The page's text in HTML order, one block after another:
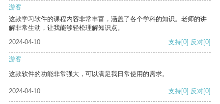
游客
这款学习软件的课程内容非常丰富，涵盖了各个学科的知识。老师的讲
解非常生动，让我能够轻松理解知识点。
2024-04-10
支持[0] 反对[0]
游客
这款软件的功能非常强大，可以满足我日常使用的需求。
2024-04-10 支持[0] 反对[0]